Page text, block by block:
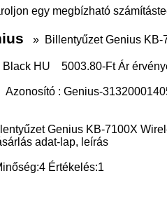
egy megbízható
» Billentyűzet Genius
Black HU 5003.80-Ft Ár
: Genius-
Genius KB-7100X
adat-lap, leírás
4 Értékelés:1